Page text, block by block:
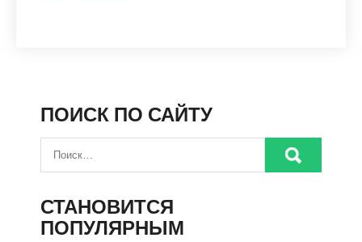
ПОИСК ПО САЙТУ
СТАНОВИТСЯ
ПОПУЛЯРНЫМ